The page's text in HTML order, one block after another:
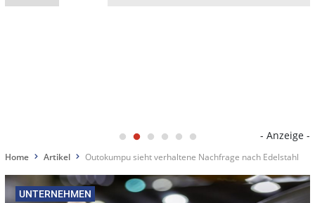
- Anzeige -
Home Artikel Outokumpu sieht verhaltene Nachfrage nach Edelstahl
UNTERNEHMEN